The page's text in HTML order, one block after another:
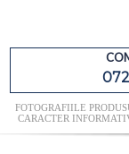
FOTOGRAFIILE
CARACTER